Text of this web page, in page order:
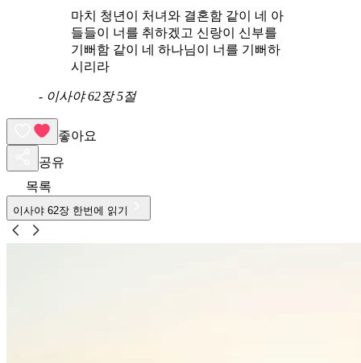
마치 청년이 처녀와 결혼함 같이 네 아
들들이 너를 취하겠고 신랑이 신부를
기뻐함 같이 네 하나님이 너를 기뻐하
시리라
- 이사야 62장 5절
좋아요
공유
목록
이사야 62장 한번에 읽기